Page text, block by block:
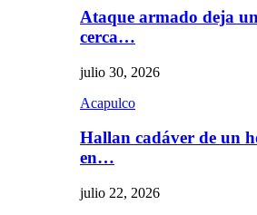
Ataque armado deja
cerca…
julio 30, 2026
Acapulco
Hallan cadáver de un
en…
julio 22, 2026